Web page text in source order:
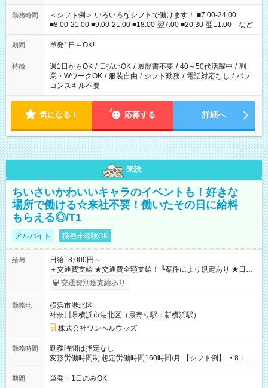
勤務時間
＜シフト例＞ いろいろなシフトで働けます！ ■7:00-24:00
■8:00-21:00 ■9:00-21:00 ■18:00-翌7:00 ■20:30-翌11:00 など
期間 単発1日～OK!
特徴 週1日からOK / 日払いOK / 履歴書不要 / 40～50代活躍中 / 副
業・WワークOK / 服装自由 / シフト勤務 / 電話対応なし / パソ
コンスキル不要
気になる！ 応募する 詳細へ
未読
ちいさいかわいいキャラのイベントも！好きな
場所で働ける☆来社不要！働いたその日に給料
もらえる◎/T1
アルバイト 職種未経験OK
給与
日給13,000円～
＋交通費支給 ★交通費全額支給！ ┗案件により規定あり ★日払
いOK！（規定あり） ┗働いたその日に現金GET♪ お仕事後はコ
ンビニATMから 日払い分を引き落とせます！ 【試用期間】試
交通費別途支給あり
勤務地
横浜市港北区
神奈川県横浜市港北区（最寄り駅：新横浜駅）
株式会社ワンベルウッズ
勤務時間
勤務時間は指定なし
変形労働時間制 想定労働時間160時間/月 【シフト例】 ・8：00
～21：00
期間 単発・1日のみOK